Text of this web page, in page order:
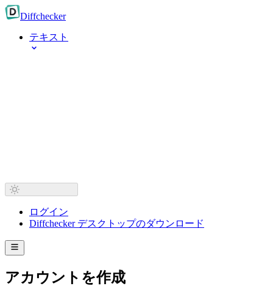
Diffchecker
テキスト
ログイン
Diffchecker デスクトップのダウンロード
アカウントを作成